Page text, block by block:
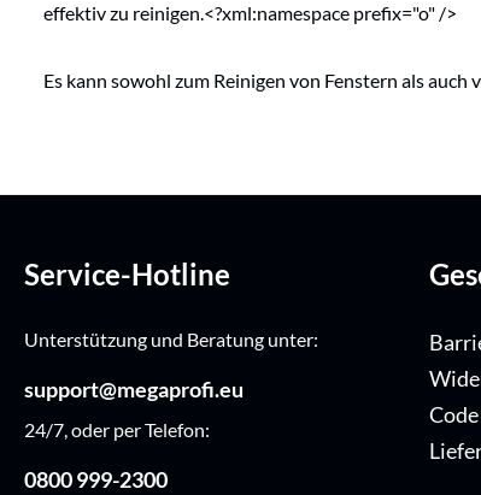
effektiv zu reinigen.<?xml:namespace prefix="o" />
Es kann sowohl zum Reinigen von Fenstern als
Service-Hotline
Unterstützung und Beratung unter:
support@megaprofi.eu
24/7, oder per Telefon:
0800 999-2300